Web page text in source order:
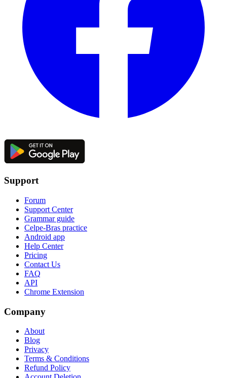
Support
Forum
Support Center
Grammar guide
Celpe-Bras practice
Android app
Help Center
Pricing
Contact Us
FAQ
API
Chrome Extension
Company
About
Blog
Privacy
Terms & Conditions
Refund Policy